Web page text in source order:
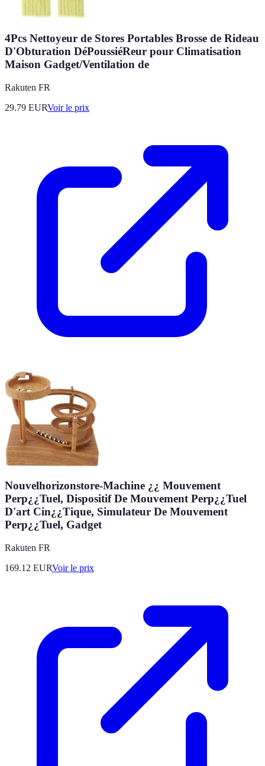
4Pcs Nettoyeur de Stores Portables Brosse de Rideau
D'Obturation DéPoussiéReur pour Climatisation
Maison Gadget/Ventilation de
Rakuten FR
29.79 EURVoir le prix
Nouvelhorizonstore-Machine ¿¿ Mouvement
Perp¿¿Tuel, Dispositif De Mouvement Perp¿¿Tuel
D'art Cin¿¿Tique, Simulateur De Mouvement
Perp¿¿Tuel, Gadget
Rakuten FR
169.12 EURVoir le prix